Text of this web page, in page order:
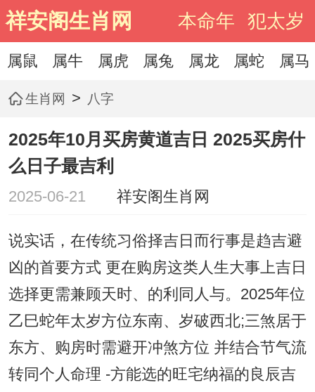
祥安阁生肖网 本命年 犯太岁
属鼠 属牛 属虎 属兔 属龙 属蛇 属马
生肖网 > 八字
2025年10月买房黄道吉日 2025买房什
么日子最吉利
2025-06-21 祥安阁生肖网
说实话，在传统习俗择吉日而行事是趋吉避
凶的首要方式 更在购房这类人生大事上吉日
选择更需兼顾天时、的利同人与。2025年位
乙巳蛇年太岁方位东南、岁破西北;三煞居于
东方、购房时需避开冲煞方位 并结合节气流
转同个人命理 -方能选的旺宅纳福的良辰吉